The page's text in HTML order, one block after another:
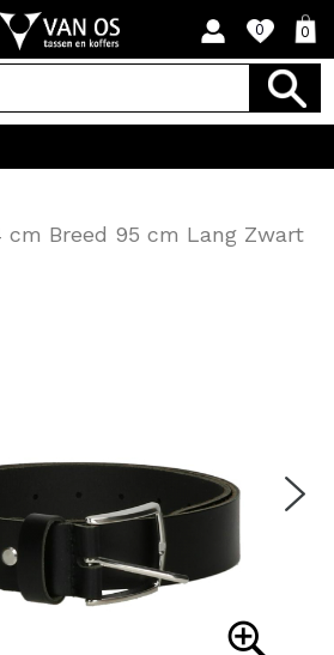
0 0
cm Breed 95 cm Lang Zwart